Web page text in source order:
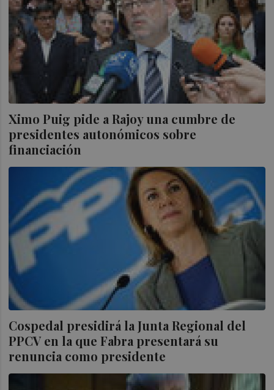
Ximo Puig pide a Rajoy una cumbre de
presidentes autonómicos sobre
financiación
Cospedal presidirá la Junta Regional del
PPCV en la que Fabra presentará su
renuncia como presidente